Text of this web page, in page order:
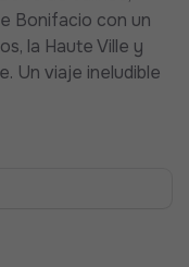
Bonifacio con un
la Haute Ville y
Un viaje ineludible